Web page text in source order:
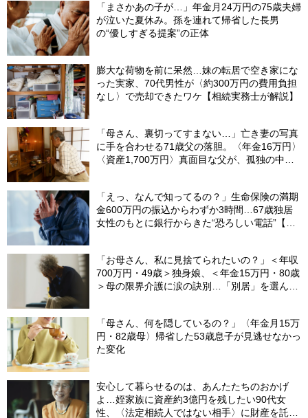
「まさかあの子が…」年金月24万円の75歳夫婦
が泣いた夏休み。孫を連れて帰省した長男
の“優しすぎる提案”の正体
膨大な荷物を前に呆然…妹の転居で空き家にな
った実家、70代男性が〈約300万円の費用負担
なし〉で売却できたワケ【相続実務士が解説】
「母さん、裏切ってすまない…」亡き妻の写真
に手を合わせる71歳父の落胆。〈年金16万円〉
〈資産1,700万円〉真面目な父が、孤独の中で
「えっ、なんで知ってるの？」生命保険の満期
金600万円の振込からわずか3時間…67歳独居
女性のもとに銀行からきた“恐ろしい電話”【FP
「お母さん、私に見捨てられたいの？」＜年収
700万円・49歳＞独身娘、＜年金15万円・80歳
＞母の限界介護に涙の訣別…「別居」を選んだ
「母さん、何を隠しているの？」〈年金月15万
円・82歳母〉帰省した53歳息子が見逃せなかっ
た変化
安心して暮らせるのは、あんたたちのおかげ
よ…姪家族に資産約3億円を残したい90代女
性、〈法定相続人ではない相手〉に財産を託せ